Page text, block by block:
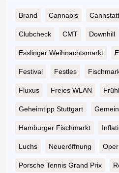
Brand Cannabis
Clubcheck CMT Downhill
Esslinger Weihnachtsmarkt
Festival Festles
Fluxus Freies WLAN
Geheimtipp Stuttgart
Hamburger Fischmarkt
Luchs Neueröffnung Oper
Porsche Tennis Grand Prix